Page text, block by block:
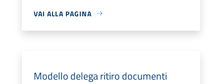
VAI ALLA PAGINA
Modello delega ritiro documenti